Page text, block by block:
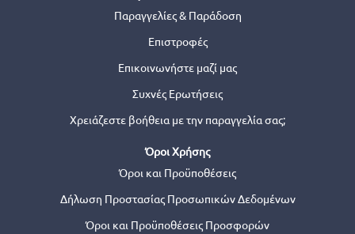
Παραγγελίες & Παράδοση
Επιστροφές
Επικοινωνήστε μαζί μας
Συχνές Ερωτήσεις
Χρειάζεστε βοήθεια με την παραγγελία σας;
Όροι Χρήσης
Όροι και Προϋποθέσεις
Δήλωση Προστασίας Προσωπικών Δεδομένων
Όροι και Προϋποθέσεις Προσφορών